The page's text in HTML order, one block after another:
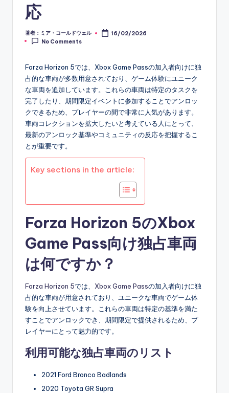
応
Posted
by
著者：ミア・コールドウェル
16/02/2026
No Comments
Forza Horizon 5では、Xbox Game Passの加入者向けに独
占的な車両が多数用意されており、ゲーム体験にユニーク
な車両を追加しています。これらの車両は特定のタスクを
完了したり、期間限定イベントに参加することでアンロッ
クできるため、プレイヤーの間で非常に人気があります。
車両コレクションを拡大したいと考えている人にとって、
最新のアンロック基準やコミュニティの反応を把握するこ
とが重要です。
Key sections in the article:
Forza Horizon 5のXbox
Game Pass向け独占車両
は何ですか？
Forza Horizon 5では、 Xbox Game Passの加入者向けに独
占的な車両が用意されており、ユニークな車両でゲーム体
験を向上させています。これらの車両は特定の基準を満た
すことでアンロックでき、期間限定で提供されるため、プ
レイヤーにとって魅力的です。
利用可能な独占車両のリスト
2021 Ford Bronco Badlands
2020 Toyota GR Supra